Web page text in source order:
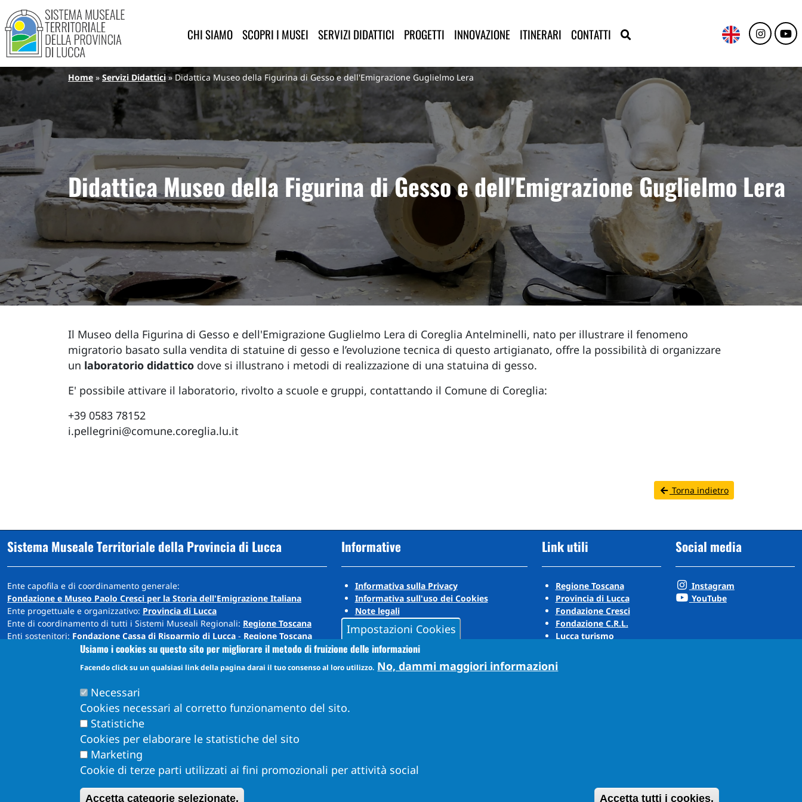
Salta al contenuto principale
Sistema Museale Territoriale della Provincia di Lucca
Navigazione principale
CHI SIAMO SCOPRI I MUSEI SERVIZI DIDATTICI PROGETTI INNOVAZIONE ITINERARI CONTATTI
Briciole di pane
Home Servizi Didattici Didattica Museo della Figurina di Gesso e dell'Emigrazione Guglielmo Lera
Didattica Museo della Figurina di Gesso e dell'Emigrazione Guglielmo Lera
Il Museo della Figurina di Gesso e dell'Emigrazione Guglielmo Lera di Coreglia Antelminelli, nato per illustrare il fenomeno
migratorio basato sulla vendita di statuine di gesso e l’evoluzione tecnica di questo artigianato, offre la possibilità di organizzare
un laboratorio didattico dove si illustrano i metodi di realizzazione di una statuina di gesso.
E' possibile attivare il laboratorio, rivolto a scuole e gruppi, contattando il Comune di Coreglia:
+39 0583 78152
i.pellegrini@comune.coreglia.lu.it
Torna indietro
Sistema Museale Territoriale della Provincia di Lucca
Ente capofila e di coordinamento generale:
Fondazione e Museo Paolo Cresci per la Storia dell'Emigrazione Italiana
Ente progettuale e organizzativo: Provincia di Lucca
Ente di coordinamento di tutti i Sistemi Museali Regionali: Regione Toscana
Enti sostenitori: Fondazione Cassa di Risparmio di Lucca - Regione Toscana
Sede: Cortile Carrara - Palazzo Ducale - 55100 Lucca
info@museiprovincialucca.it
Informative
Informativa sulla Privacy
Informativa sull'uso dei Cookies
Note legali
Link utili
Regione Toscana
Provincia di Lucca
Fondazione Cresci
Fondazione C.R.L.
Lucca turismo
Puccini Lands
Social media
Instagram
YouTube
Dichiarazione di Accessibilità
Impostazioni Cookies
Usiamo i cookies su questo sito per migliorare il metodo di fruizione delle informazioni
Facendo click su un qualsiasi link della pagina darai il tuo consenso al loro utilizzo. No, dammi maggiori informazioni
Necessari
Cookies necessari al corretto funzionamento del sito.
Statistiche
Cookies per elaborare le statistiche del sito
Marketing
Cookie di terze parti utilizzati ai fini promozionali per attività social
Accetta categorie selezionate. Accetta tutti i cookies.